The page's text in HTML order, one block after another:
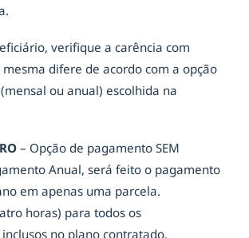
verifique a carência com
difere de acordo com a opção
ou anual) escolhida na
– Opção de pagamento SEM
Anual, será feito o pagamento
em apenas uma parcela.
horas) para todos os
no plano contratado.